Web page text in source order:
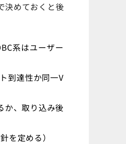
決めておくと後
系はユーザー
到達性か同一V
か、取り込み後
を定める）